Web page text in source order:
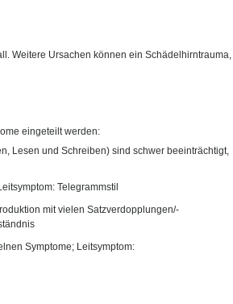
Weitere Ursachen können ein Schädelhirntrauma,
eingeteilt werden:
Lesen und Schreiben) sind schwer beeinträchtigt,
Telegrammstil
mit vielen Satzverdopplungen/-
Symptome; Leitsymptom: